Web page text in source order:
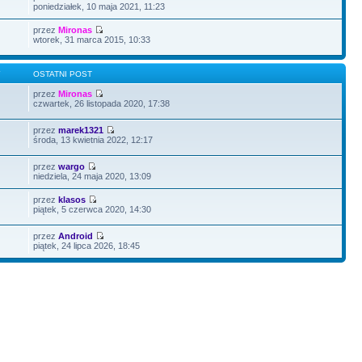
poniedziałek, 10 maja 2021, 11:23
przezMironas
wtorek, 31 marca 2015, 10:33
OSTATNI POST
przezMironas
czwartek, 26 listopada 2020, 17:38
przezmarek1321
środa, 13 kwietnia 2022, 12:17
przezwargo
niedziela, 24 maja 2020, 13:09
przezklasos
piątek, 5 czerwca 2020, 14:30
przezAndroid
piątek, 24 lipca 2026, 18:45